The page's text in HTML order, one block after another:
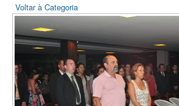
Voltar à Categoria